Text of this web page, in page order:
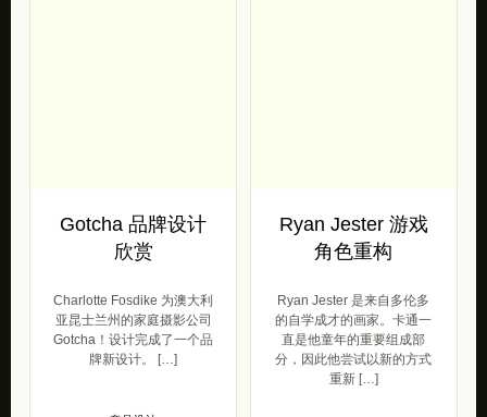
Gotcha 品牌设计
欣赏
Charlotte Fosdike 为澳大利
亚昆士兰州的家庭摄影公司
Gotcha！设计完成了一个品
牌新设计。 […]
Ryan Jester 游戏
角色重构
Ryan Jester 是来自多伦多
的自学成才的画家。卡通一
直是他童年的重要组成部
分，因此他尝试以新的方式
重新 […]